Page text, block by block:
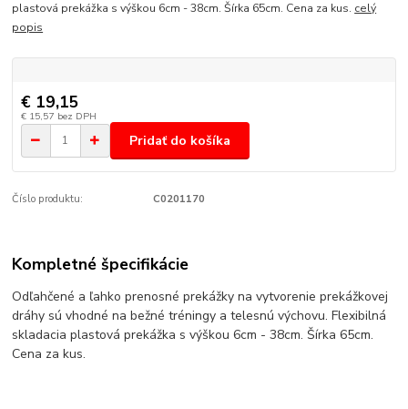
plastová prekážka s výškou 6cm - 38cm. Šírka 65cm. Cena za kus. celý
popis
€ 19,15
€ 15,57 bez DPH
Pridať do košíka
Číslo produktu: C0201170
Kompletné špecifikácie
Odľahčené a ľahko prenosné prekážky na vytvorenie prekážkovej
dráhy sú vhodné na bežné tréningy a telesnú výchovu. Flexibilná
skladacia plastová prekážka s výškou 6cm - 38cm. Šírka 65cm.
Cena za kus.